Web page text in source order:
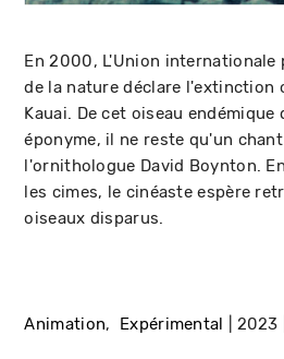
En 2000, L'Union internationale
de la nature déclare l'extinction
Kauai. De cet oiseau endémique
éponyme, il ne reste qu'un
l'ornithologue David Boynton.
les cimes, le cinéaste espère
oiseaux disparus.
Animation Expérimental 2023